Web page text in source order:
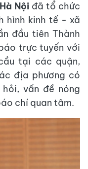
Nộiđã tổ chức
hình kinh tế - xã
đầu tiên Thành
trực tuyến với
tại các quận,
địa phương có
vấn đề nóng
chí quan tâm.